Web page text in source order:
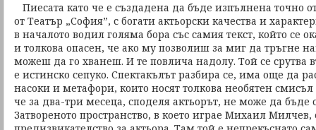
Пиесата като че е създадена да бъде изпълнена точно
от Театър „София”, с богати актьорски качества и
в началото водил голяма бора със самия текст, който се
и толкова опасен, че ако му позволиш за миг да тръгне
можеш да го хванеш. И те повлича надолу. Той се срутва
е истинско сепуко. Спектакълът разбира се, има още да
насоки и метафори, които носят толкова необятен смисъл
че за два-три месеца, споделя актьорът, не може да бъде
Затвореното пространство, в което играе Михаил Милчев,